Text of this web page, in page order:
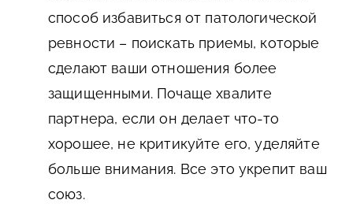
способ избавиться от патологической
ревности – поискать приемы, которые
сделают ваши отношения более
защищенными. Почаще хвалите
партнера, если он делает что-то
хорошее, не критикуйте его, уделяйте
больше внимания. Все это укрепит ваш
союз.